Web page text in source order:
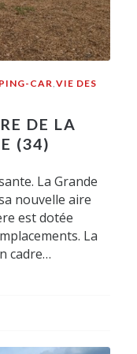
CAR VIE DES
DE LA
(34)
La Grande
nouvelle aire
est dotée
La
cadre…